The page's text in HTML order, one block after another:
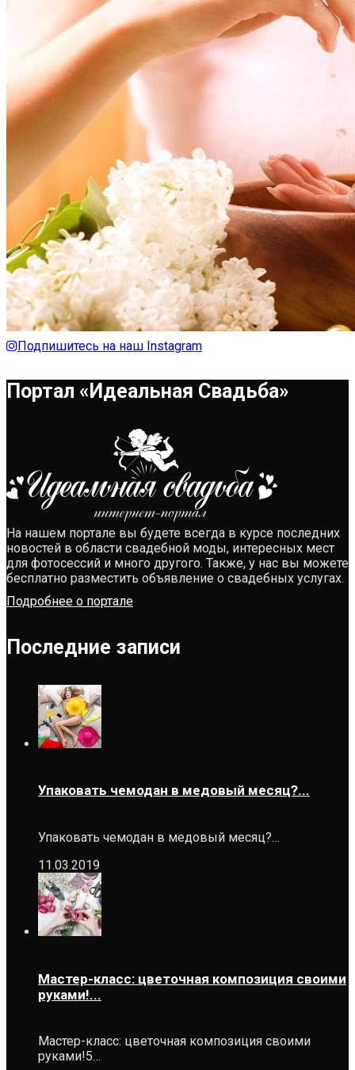
Подпишитесь на наш Instagram
Портал «Идеальная Свадьба»
На нашем портале вы будете всегда в курсе последних
новостей в области свадебной моды, интересных мест
для фотосессий и много другого. Также, у нас вы можете
бесплатно разместить объявление о свадебных услугах.
Подробнее о портале
Последние записи
Упаковать чемодан в медовый месяц?...
Упаковать чемодан в медовый месяц?…
11.03.2019
Мастер-класс: цветочная композиция своими
руками!...
Мастер-класс: цветочная композиция своими
руками!5…